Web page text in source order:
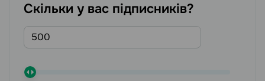
Скільки у вас підписників?